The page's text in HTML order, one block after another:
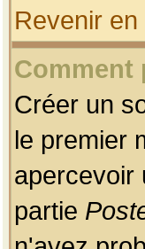
Revenir
Comment
Créer un
le premier
partie